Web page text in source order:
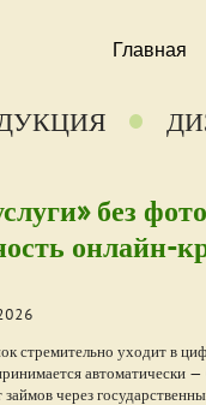
Главная
без
онлайн-
стремительно уходит в
автоматически
через